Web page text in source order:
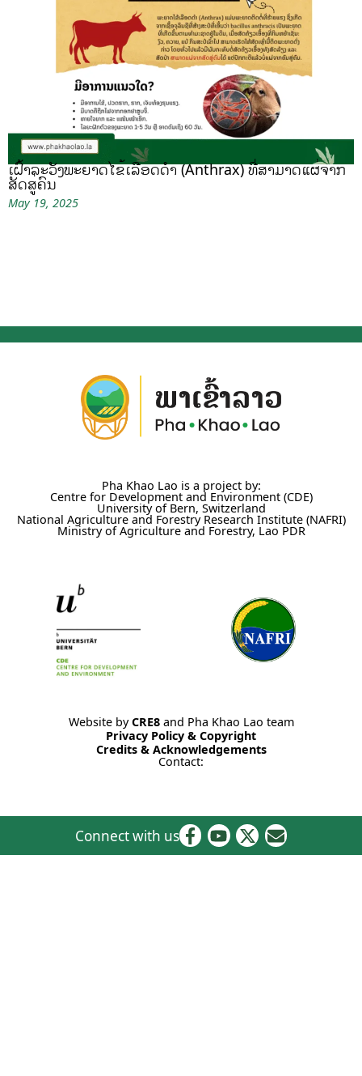
ເຝົ້າລະວັງພະຍາດໄຂ້ເລືອດດຳ (Anthrax) ທີ່ສາມາດແຜ່ຈາກ
ສັດສູ່ຄົນ
May 19, 2025
Pha Khao Lao is a project by:
Centre for Development and Environment (CDE)
University of Bern, Switzerland
National Agriculture and Forestry Research Institute (NAFRI)
Ministry of Agriculture and Forestry, Lao PDR
Website byCRE8and Pha Khao Lao team
Privacy Policy & Copyright
Credits & Acknowledgements
Contact:
Connect with us